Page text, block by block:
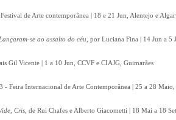
de Arte contemporânea | 18 e 21 Jun, Alentejo e
Lançaram-se ao assalto do céu , por Luciana Fina | 14 Jun a 5
Gil Vicente | 1 a 10 Jun, CCVF e CIAJG, Guimarães
- Feira Internacional de Arte Contemporânea | 25 a 28
Cris , de Rui Chafes e Alberto Giacometti | 18 Mai a 18